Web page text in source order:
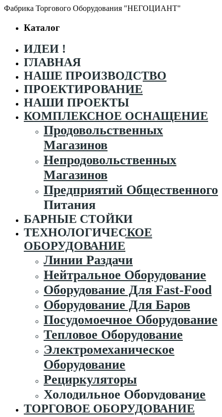
Фабрика Торгового Оборудования "НЕГОЦИАНТ"
Каталог
ИДЕИ !
ГЛАВНАЯ
НАШЕ ПРОИЗВОДСТВО
ПРОЕКТИРОВАНИЕ
НАШИ ПРОЕКТЫ
КОМПЛЕКСНОЕ ОСНАЩЕНИЕ
Продовольственных
Магазинов
Непродовольственных
Магазинов
Предприятий Общественного
Питания
БАРНЫЕ СТОЙКИ
ТЕХНОЛОГИЧЕСКОЕ
ОБОРУДОВАНИЕ
Линии Раздачи
Нейтральное Оборудование
Оборудование Для Fast-Food
Оборудование Для Баров
Посудомоечное Оборудование
Тепловое Оборудование
Электромеханическое
Оборудование
Рециркуляторы
Холодильное Оборудование
ТОРГОВОЕ ОБОРУДОВАНИЕ